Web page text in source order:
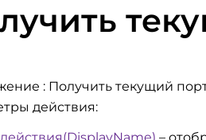
: Получить текущий
действия: